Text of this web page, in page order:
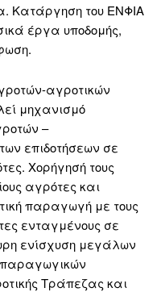
Κατάργηση του ΕΝΦΙΑ
έργα υποδομής,
αγροτικών
μηχανισμό
–
επιδοτήσεων σε
Χορήγησή τους
αγρότες και
παραγωγή με τους
ενταγμένους σε
ενίσχυση μεγάλων
Τράπεζας και